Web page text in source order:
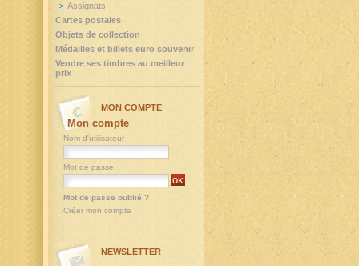
Assignats
Cartes postales
Objets de collection
Médailles et billets euro souvenir
Vendre ses timbres au meilleur
prix
MON COMPTE
Mon compte
Nom d'utilisateur
Mot de passe
Mot de passe oublié ?
Créer mon compte
NEWSLETTER